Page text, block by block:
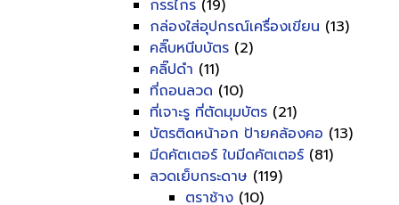
กรรไกร (19)
กล่องใส่อุปกรณ์เครื่องเขียน (13)
คลิ๊บหนีบบัตร (2)
คลิ๊ปดำ (11)
ที่ถอนลวด (10)
ที่เจาะรู ที่ตัดมุมบัตร (21)
บัตรติดหน้าอก ป้ายคล้องคอ (13)
มีดคัตเตอร์ ใบมีดคัตเตอร์ (81)
ลวดเย็บกระดาษ (119)
ตราช้าง (10)